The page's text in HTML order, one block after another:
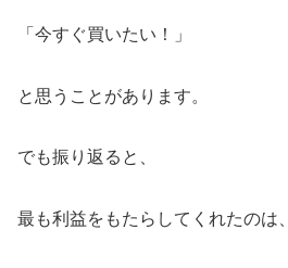
「今すぐ買いたい！」
と思うことがあります。
でも振り返ると、
最も利益をもたらしてくれたのは、